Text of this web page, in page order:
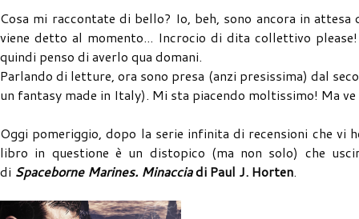
Cosa mi raccontate di bello? Io, beh, sono ancora in
viene detto al momento... Incrocio di dita collettivo
quindi penso di averlo qua domani.
Parlando di letture, ora sono presa (anzi presissima) dal
un fantasy made in Italy). Mi sta piacendo moltissimo! Ma
Oggi pomeriggio, dopo la serie infinita di recensioni che
libro in questione è un distopico (ma non solo) che
di Spaceborne Marines. Minacciadi Paul J. Horten.